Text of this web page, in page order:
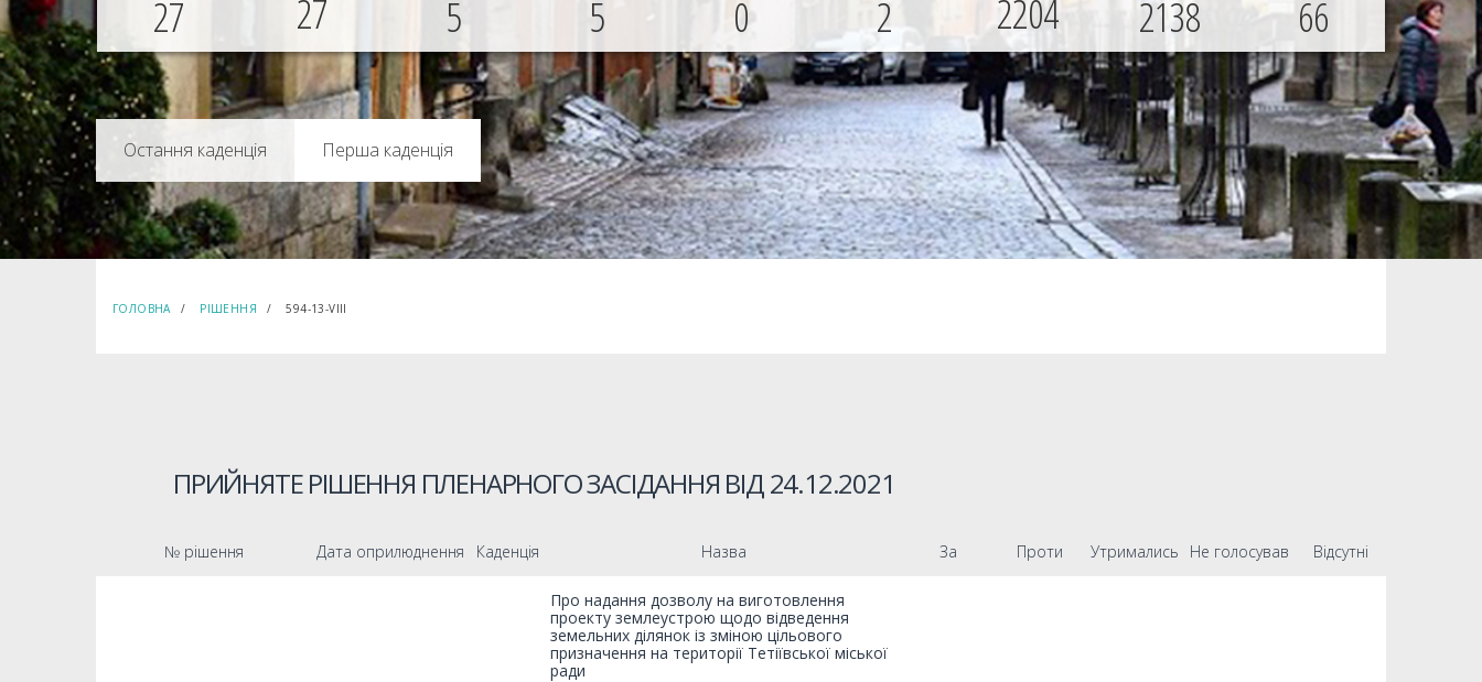
27 27 5 5 0 2 2204 2138 66
Перша каденція
ГОЛОВНА РІШЕННЯ 594-13-VIIІ
ПРИЙНЯТЕ РІШЕННЯ ПЛЕНАРНОГО ЗАСІДАННЯ ВІД24.12.2021
№ рішення Дата оприлюднення Каденція Назва За Проти Утримались Не голосував Відсутні
Про надання дозволу на виготовлення
проекту землеустрою щодо відведення
земельних ділянок із зміною цільового
призначення на території Тетіївської міської
ради